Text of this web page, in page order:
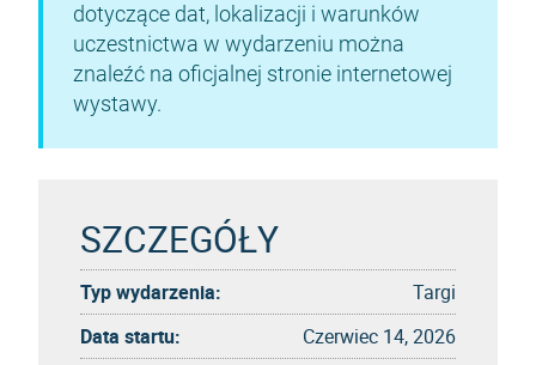
dotyczące dat, lokalizacji i warunków
uczestnictwa w wydarzeniu można
znaleźć na oficjalnej stronie internetowej
wystawy.
SZCZEGÓŁY
Typ wydarzenia:
Targi
Data startu:
Czerwiec 14, 2026